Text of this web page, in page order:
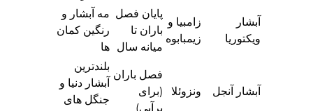
آبشار
ویکتوریا
زامبیا و
زیمبابوه
پایان فصل
باران تا
میانه سال
مه آبشار و
رنگین کمان
ها
آبشار آنجل ونزوئلا
فصل باران
(برای
پرآبی)
بلندترین
آبشار دنیا و
جنگل های